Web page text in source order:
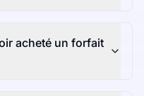
acheté un forfait